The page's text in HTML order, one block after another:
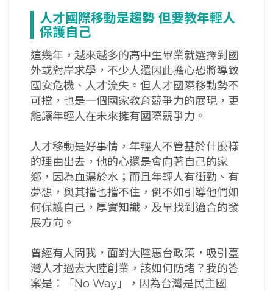
人才國際移動是趨勢 但要教年輕人
保護自己
這幾年，越來越多的高中生畢業就選擇到國
外或對岸求學，不少人還因此擔心恐將導致
國安危機、人才流失。但人才國際移動勢不
可擋，也是一個國家教育競爭力的展現，更
能讓年輕人在未來擁有國際競爭力。
人才移動是好事情，年輕人不管基於什麼樣
的理由出去，他的心還是會向著自己的家
鄉，因為血濃於水；而且年輕人有衝勁、有
夢想，與其擋也擋不住，倒不如引導他們如
何保護自己，厚實知識，及早找到適合的發
展方向。
曾經有人問我，面對大陸惠台政策，吸引臺
灣人才過去大陸創業，該如何防堵？我的答
案是：「No Way」，因為台灣是民主國